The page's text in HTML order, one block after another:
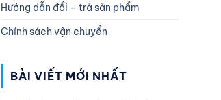
Hướng dẫn đổi – trả sản phẩm
Chính sách vận chuyển
BÀI VIẾT MỚI NHẤT